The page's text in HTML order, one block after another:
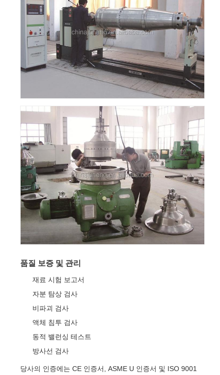
품질 보증 및 관리
재료 시험 보고서
자분 탐상 검사
비파괴 검사
액체 침투 검사
동적 밸런싱 테스트
방사선 검사
당사의 인증에는 CE 인증서, ASME U 인증서 및 ISO 9001